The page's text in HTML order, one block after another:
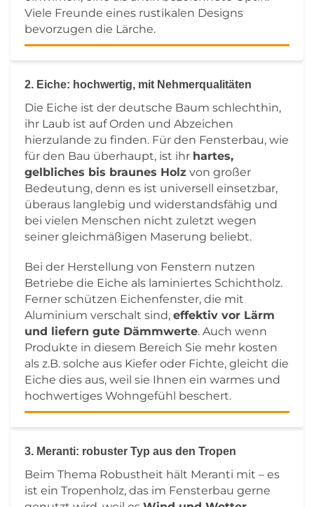
Viele Freunde eines rustikalen Designs
bevorzugen die Lärche.
2. Eiche: hochwertig, mit Nehmerqualitäten
Die Eiche ist der deutsche Baum schlechthin,
ihr Laub ist auf Orden und Abzeichen
hierzulande zu finden. Für den Fensterbau, wie
für den Bau überhaupt, ist ihr hartes,
gelbliches bis braunes Holz von großer
Bedeutung, denn es ist universell einsetzbar,
überaus langlebig und widerstandsfähig und
bei vielen Menschen nicht zuletzt wegen
seiner gleichmäßigen Maserung beliebt.
Bei der Herstellung von Fenstern nutzen
Betriebe die Eiche als laminiertes Schichtholz.
Ferner schützen Eichenfenster, die mit
Aluminium verschalt sind, effektiv vor Lärm
und liefern gute Dämmwerte. Auch wenn
Produkte in diesem Bereich Sie mehr kosten
als z.B. solche aus Kiefer oder Fichte, gleicht die
Eiche dies aus, weil sie Ihnen ein warmes und
hochwertiges Wohngefühl beschert.
3. Meranti: robuster Typ aus den Tropen
Beim Thema Robustheit hält Meranti mit – es
ist ein Tropenholz, das im Fensterbau gerne